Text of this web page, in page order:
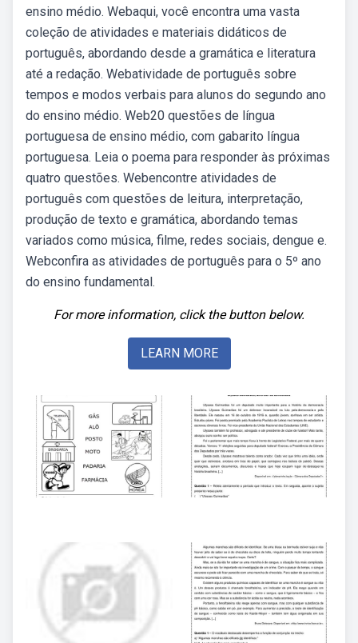
ensino médio. Webaqui, você encontra uma vasta
coleção de atividades e materiais didáticos de
português, abordando desde a gramática e literatura
até a redação. Webatividade de português sobre
tempos e modos verbais para alunos do segundo ano
do ensino médio. Web20 questões de língua
portuguesa de ensino médio, com gabarito língua
portuguesa. Leia o poema para responder às próximas
quatro questões. Webencontre atividades de
português com questões de leitura, interpretação,
produção de texto e gramática, abordando temas
variados como música, filme, redes sociais, dengue e.
Webconfira as atividades de português para o 5º ano
do ensino fundamental.
For more information, click the button below.
LEARN MORE